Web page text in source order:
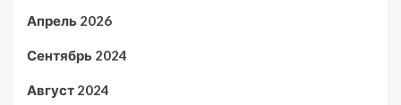
Апрель 2026
Сентябрь 2024
Август 2024